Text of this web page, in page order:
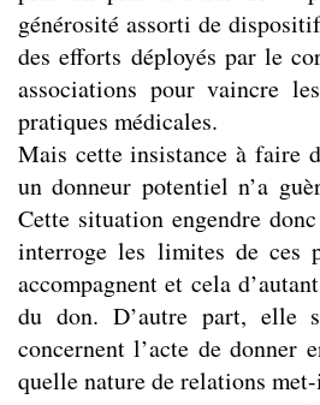
générosité assorti de
des efforts déployés par le
associations pour vaincre
pratiques médicales.
Mais cette insistance à faire
un donneur potentiel n’a
Cette situation engendre
interroge les limites de ces
accompagnent et cela
du don. D’autre part, elle
concernent l’acte de donner
quelle nature de relations